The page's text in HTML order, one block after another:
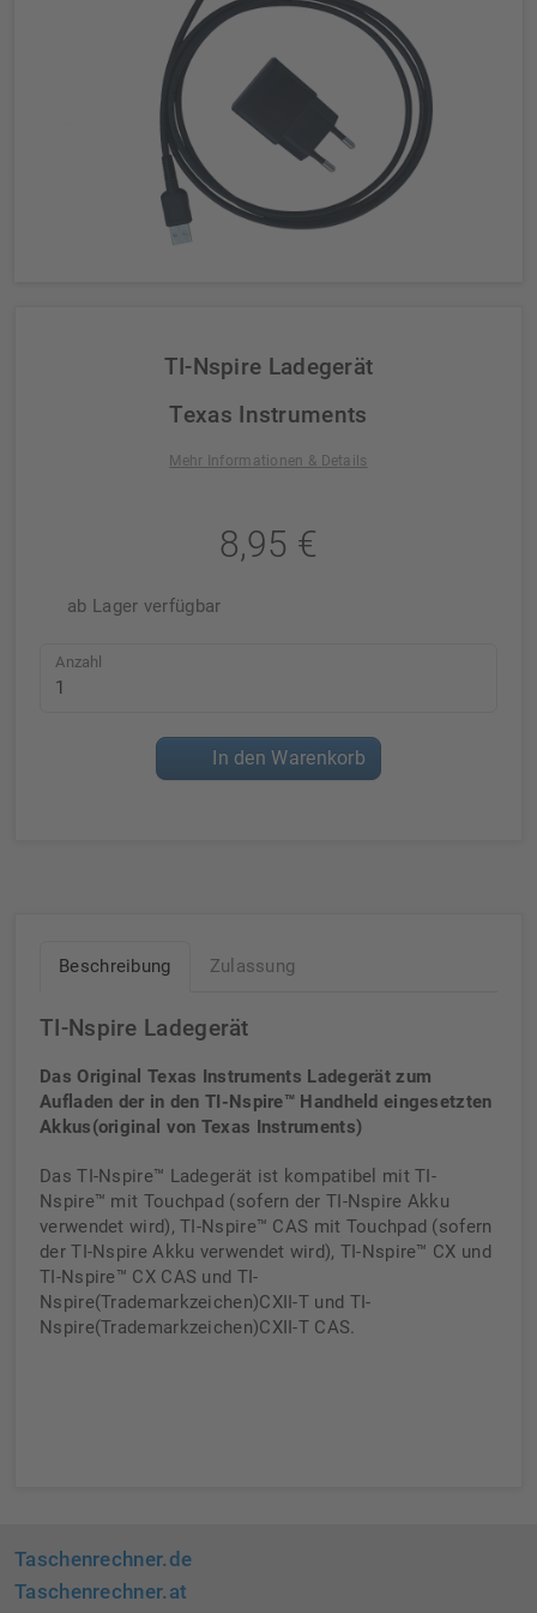
TI-Nspire Ladegerät
Texas Instruments
Mehr Informationen & Details
8,95 €
ab Lager verfügbar
Anzahl
In den Warenkorb
Beschreibung Zulassung
TI-Nspire Ladegerät
Das Original Texas Instruments Ladegerät zum
Aufladen der in den TI-Nspire™ Handheld eingesetzten
Akkus(original von Texas Instruments)
Das TI-Nspire™ Ladegerät ist kompatibel mit TI-
Nspire™ mit Touchpad (sofern der TI-Nspire Akku
verwendet wird), TI-Nspire™ CAS mit Touchpad (sofern
der TI-Nspire Akku verwendet wird), TI-Nspire™ CX und
TI-Nspire™ CX CAS und TI-
Nspire(Trademarkzeichen)CXII-T und TI-
Nspire(Trademarkzeichen)CXII-T CAS.
Taschenrechner.de
Taschenrechner.at